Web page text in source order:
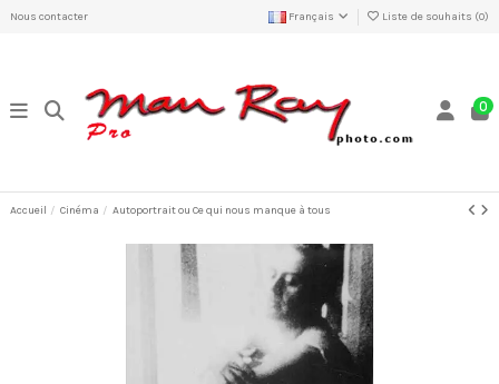
Nous contacter Français Liste de souhaits (0)
0
Accueil Cinéma Autoportrait ou Ce qui nous manque à tous